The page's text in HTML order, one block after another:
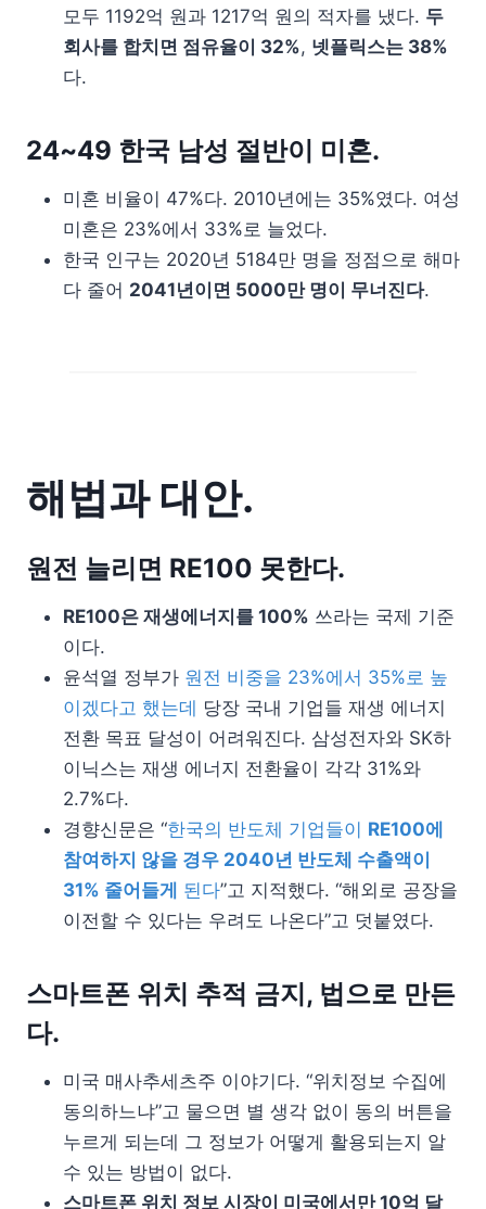
모두 1192억 원과 1217억 원의 적자를 냈다. 두
회사를 합치면 점유율이 32%, 넷플릭스는 38%
다.
24~49 한국 남성 절반이 미혼.
미혼 비율이 47%다. 2010년에는 35%였다. 여성
미혼은 23%에서 33%로 늘었다.
한국 인구는 2020년 5184만 명을 정점으로 해마
다 줄어 2041년이면 5000만 명이 무너진다.
해법과 대안.
원전 늘리면 RE100 못한다.
RE100은 재생에너지를 100% 쓰라는 국제 기준
이다.
윤석열 정부가 원전 비중을 23%에서 35%로 높
이겠다고 했는데 당장 국내 기업들 재생 에너지
전환 목표 달성이 어려워진다. 삼성전자와 SK하
이닉스는 재생 에너지 전환율이 각각 31%와
2.7%다.
경향신문은 “한국의 반도체 기업들이 RE100에
참여하지 않을 경우 2040년 반도체 수출액이
31% 줄어들게 된다”고 지적했다. “해외로 공장을
이전할 수 있다는 우려도 나온다”고 덧붙였다.
스마트폰 위치 추적 금지, 법으로 만든
다.
미국 매사추세츠주 이야기다. “위치정보 수집에
동의하느냐”고 물으면 별 생각 없이 동의 버튼을
누르게 되는데 그 정보가 어떻게 활용되는지 알
수 있는 방법이 없다.
스마트폰 위치 정보 시장이 미국에서만 10억 달